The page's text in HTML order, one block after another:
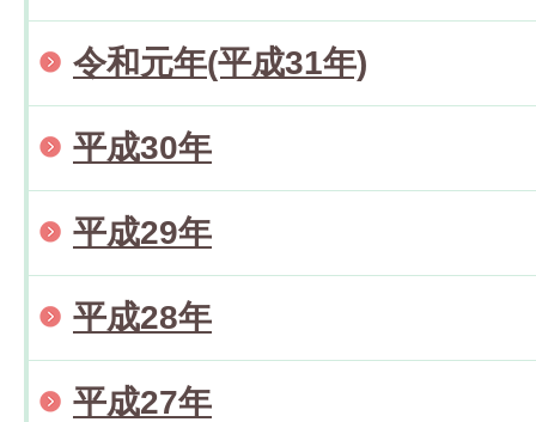
令和元年(平成31年)
平成30年
平成29年
平成28年
平成27年